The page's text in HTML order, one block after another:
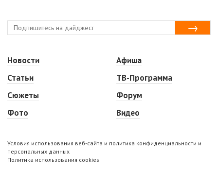
Новости
Статьи
Сюжеты
Фото
Афиша
ТВ-Программа
Форум
Видео
Условия использования веб-сайта и политика конфиденциальности и
персональных данных
Политика использования cookies